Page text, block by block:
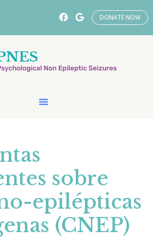
DONATE NOW
sobre
epilépticas
(CNEP)